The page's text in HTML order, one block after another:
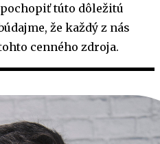
túto dôležitú
že každý z nás
cenného zdroja.